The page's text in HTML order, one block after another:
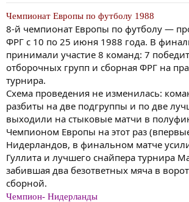
Чемпионат Европы по футболу 1988
8-й чемпионат Европы по футболу —
ФРГ с 10 по 25 июня 1988 года. В
принимали участие 8 команд: 7
отборочных групп и сборная ФРГ на
турнира.
Схема проведения не изменилась:
разбиты на две подгруппы и по две
выходили на стыковые матчи в
Чемпионом Европы на этот раз
Нидерландов, в финальном матче
Гуллита и лучшего снайпера турнира
забившая два безответных мяча в
сборной.
Чемпион- Нидерланды